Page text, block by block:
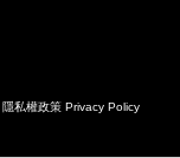
隱私權政策 Privacy Policy